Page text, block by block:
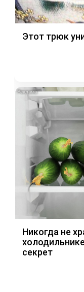
Этот трюк
Никогда не
секрет